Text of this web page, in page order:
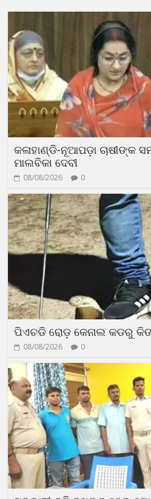
କଳାହାଣ୍ଡି-ନୂଆପଡ଼ା ଚାଷୀଙ୍କ
ମାଲବିକା ଦେବୀ
08/08/2026 0
ପିଏଚଡି ରୋଡ଼ କେନାଲ କଡରୁ
08/08/2026 0